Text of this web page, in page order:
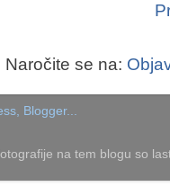
Naročite se na:
na tem blogu so